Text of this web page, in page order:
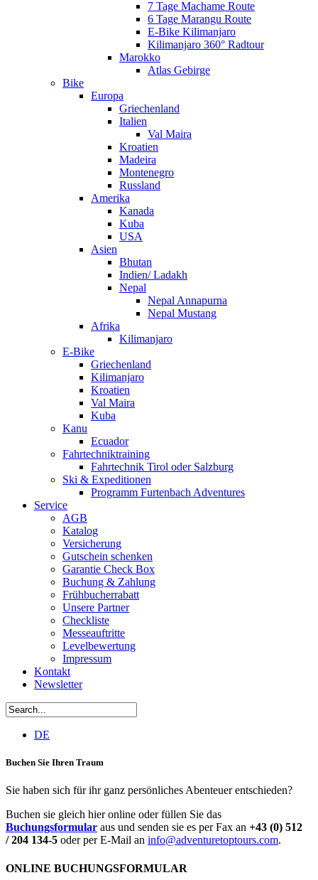
7 Tage Machame Route
6 Tage Marangu Route
E-Bike Kilimanjaro
Kilimanjaro 360° Radtour
Marokko
Atlas Gebirge
Bike
Europa
Griechenland
Italien
Val Maira
Kroatien
Madeira
Montenegro
Russland
Amerika
Kanada
Kuba
USA
Asien
Bhutan
Indien/ Ladakh
Nepal
Nepal Annapurna
Nepal Mustang
Afrika
Kilimanjaro
E-Bike
Griechenland
Kilimanjaro
Kroatien
Val Maira
Kuba
Kanu
Ecuador
Fahrtechniktraining
Fahrtechnik Tirol oder Salzburg
Ski & Expeditionen
Programm Furtenbach Adventures
Service
AGB
Katalog
Versicherung
Gutschein schenken
Garantie Check Box
Buchung & Zahlung
Frühbucherrabatt
Unsere Partner
Checkliste
Messeauftritte
Levelbewertung
Impressum
Kontakt
Newsletter
DE
Buchen Sie Ihren Traum
Sie haben sich für ihr ganz persönliches Abenteuer entschieden?
Buchen sie gleich hier online oder füllen Sie das
Buchungsformular aus und senden sie es per Fax an +43 (0) 512
/ 204 134-5 oder per E-Mail an info@adventuretoptours.com.
ONLINE BUCHUNGSFORMULAR